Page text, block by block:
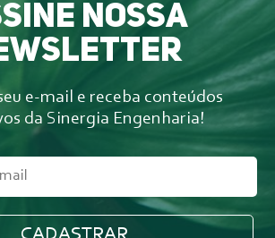
nossa
e-mail e receba conteúdos
da Sinergia Engenharia!